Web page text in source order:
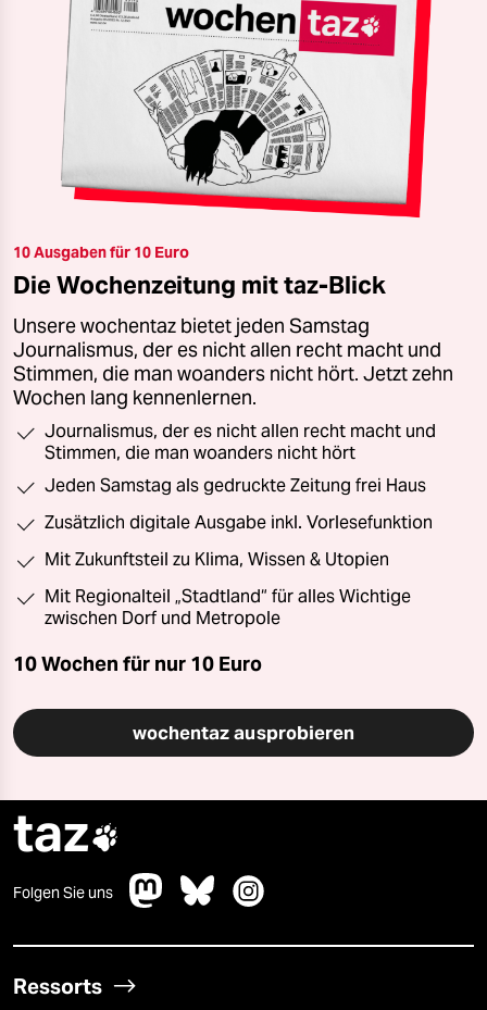
10 Ausgaben für 10 Euro
Die Wochenzeitung mit taz-Blick
Unsere wochentaz bietet jeden Samstag
Journalismus, der es nicht allen recht macht und
Stimmen, die man woanders nicht hört. Jetzt zehn
Wochen lang kennenlernen.
Journalismus, der es nicht allen recht macht und
Stimmen, die man woanders nicht hört
Jeden Samstag als gedruckte Zeitung frei Haus
Zusätzlich digitale Ausgabe inkl. Vorlesefunktion
Mit Zukunftsteil zu Klima, Wissen & Utopien
Mit Regionalteil „Stadtland“ für alles Wichtige
zwischen Dorf und Metropole
10 Wochen für nur 10 Euro
wochentaz ausprobieren
taz
Folgen Sie uns
Ressorts